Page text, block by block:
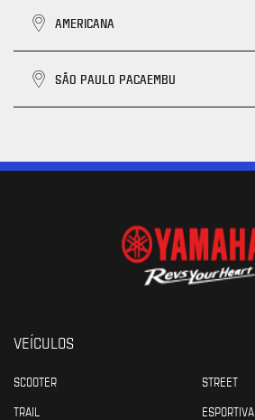
AMERICANA
SÃO PAULO PACAEMBU
VEÍCULOS
SCOOTER
STREET
TRAIL
ESPORTIVA